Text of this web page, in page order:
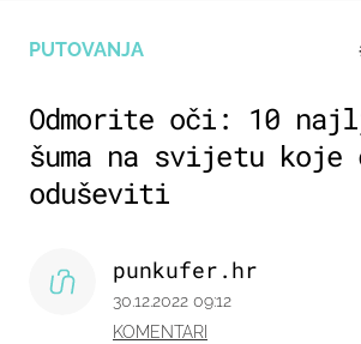
PUTOVANJA
Odmorite oči: 10
šuma na svijetu koje
oduševiti
punkufer.hr
30.12.2022 09:12
KOMENTARI